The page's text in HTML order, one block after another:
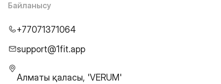
Байланысу
+77071371064
support@1fit.app
Алматы қаласы, 'VERUM'